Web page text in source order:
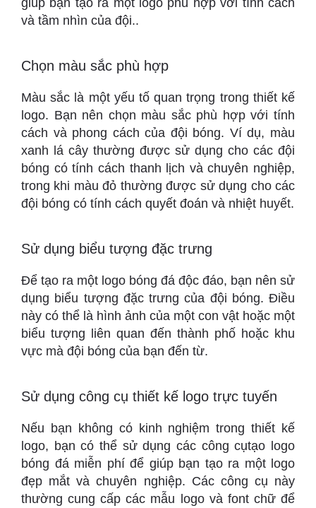
giúp bạn tạo ra một logo phù hợp với tính cách
và tầm nhìn của đội..
Chọn màu sắc phù hợp
Màu sắc là một yếu tố quan trọng trong thiết kế
logo. Bạn nên chọn màu sắc phù hợp với tính
cách và phong cách của đội bóng. Ví dụ, màu
xanh lá cây thường được sử dụng cho các đội
bóng có tính cách thanh lịch và chuyên nghiệp,
trong khi màu đỏ thường được sử dụng cho các
đội bóng có tính cách quyết đoán và nhiệt huyết.
Sử dụng biểu tượng đặc trưng
Để tạo ra một logo bóng đá độc đáo, bạn nên sử
dụng biểu tượng đặc trưng của đội bóng. Điều
này có thể là hình ảnh của một con vật hoặc một
biểu tượng liên quan đến thành phố hoặc khu
vực mà đội bóng của bạn đến từ.
Sử dụng công cụ thiết kế logo trực tuyến
Nếu bạn không có kinh nghiệm trong thiết kế
logo, bạn có thể sử dụng các công cụtạo logo
bóng đá miễn phí để giúp bạn tạo ra một logo
đẹp mắt và chuyên nghiệp. Các công cụ này
thường cung cấp các mẫu logo và font chữ để